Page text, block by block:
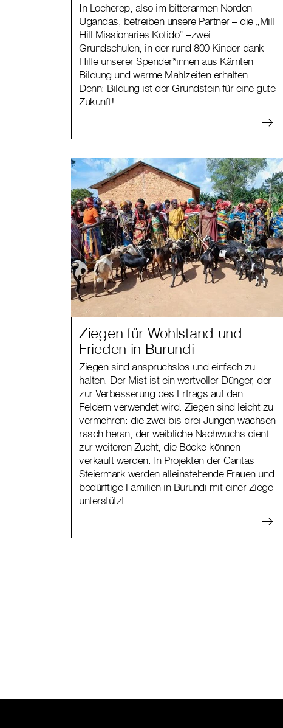
In Locherep, also im bitterarmen Norden
Ugandas, betreiben unsere Partner – die „Mill
Hill Missionaries Kotido” –zwei
Grundschulen, in der rund 800 Kinder dank
Hilfe unserer Spender*innen aus Kärnten
Bildung und warme Mahlzeiten erhalten.
Denn: Bildung ist der Grundstein für eine gute
Zukunft!
Ziegen für Wohlstand und
Frieden in Burundi
Ziegen sind anspruchslos und einfach zu
halten. Der Mist ist ein wertvoller Dünger, der
zur Verbesserung des Ertrags auf den
Feldern verwendet wird. Ziegen sind leicht zu
vermehren: die zwei bis drei Jungen wachsen
rasch heran, der weibliche Nachwuchs dient
zur weiteren Zucht, die Böcke können
verkauft werden. In Projekten der Caritas
Steiermark werden alleinstehende Frauen und
bedürftige Familien in Burundi mit einer Ziege
unterstützt.